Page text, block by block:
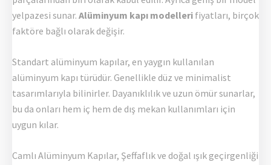
yelpazesi sunar. Alüminyum kapı modelleri fiyatları, birçok
faktöre bağlı olarak değişir.
Standart alüminyum kapılar, en yaygın kullanılan
alüminyum kapı türüdür. Genellikle düz ve minimalist
tasarımlarıyla bilinirler. Dayanıklılık ve uzun ömür sunarlar,
bu da onları hem iç hem de dış mekan kullanımları için
uygun kılar.
Camlı Alüminyum Kapılar, Şeffaflık ve doğal ışık geçirgenliği